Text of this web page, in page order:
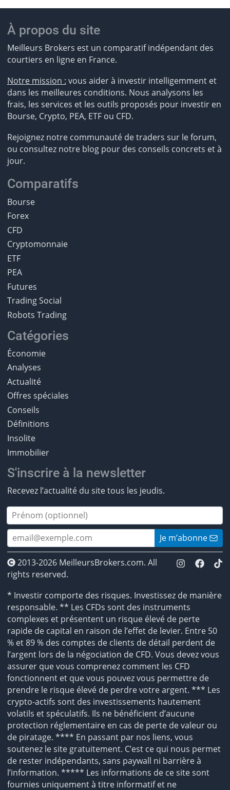
À propos du site
Meilleurs Brokers est un comparatif indépendant des
courtiers en ligne en France.
Notre mission : vous aider à investir intelligemment et
dans les meilleures conditions. Nous analysons les
frais, les services et les outils proposés pour investir en
Bourse, Crypto, PEA, ETF ou CFD.
Rejoignez notre communauté de traders sur le forum,
ou consultez notre blog pour des conseils concrets et à
jour.
Comparatifs
Bourse
Forex
CFD
Cryptomonnaie
ETF
PEA
Futures
Trading Social
Robots Trading
Catégories
Économie
Analyses
Actualité
Offres spéciales
Conseils
Définitions
Insolite
Immobilier
S'inscrire à la newsletter
Recevez l’actualité du site tous les jeudis.
Je m’abonne
2013-2026 MeilleursBrokers.com. All
rights reserved.
* Investir comporte des risques. Investissez de manière
responsable. ** Les CFDs sont des instruments
complexes et présentent un risque élevé de perte
rapide de capital en raison de l’effet de levier. Entre 50
% et 89 % des comptes de clients de détail perdent de
l’argent lors de la négociation de CFD. Vous devez vous
assurer que vous comprenez comment les CFD
fonctionnent et que vous pouvez vous permettre de
prendre le risque élevé de perdre votre argent. *** Les
crypto-actifs sont des investissements hautement
volatils et spéculatifs. Ils ne bénéficient d’aucune
protection réglementaire en cas de perte de valeur ou
de piratage. **** En passant par nos liens, vous
soutenez le site gratuitement. C’est ce qui nous permet
de rester indépendants, sans paywall ni barrière à
l’information. ***** Les informations de ce site sont
fournies uniquement à titre informatif et ne